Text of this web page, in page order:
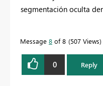
segmentación oculta
Message 8 of 8 507 Views
0 Reply